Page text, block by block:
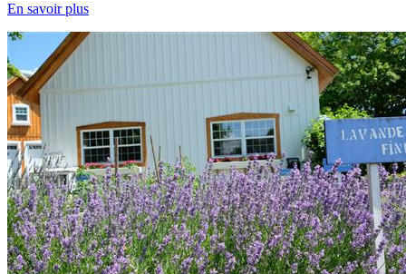
En savoir plus